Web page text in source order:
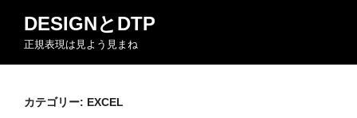
ン
DESIGNとDTP
正規表現は見よう見まね
カテゴリー: EXCEL